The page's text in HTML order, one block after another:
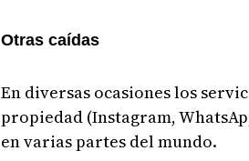
Otras caídas
En diversas ocasiones los
propiedad (Instagram,
en varias partes del mundo.